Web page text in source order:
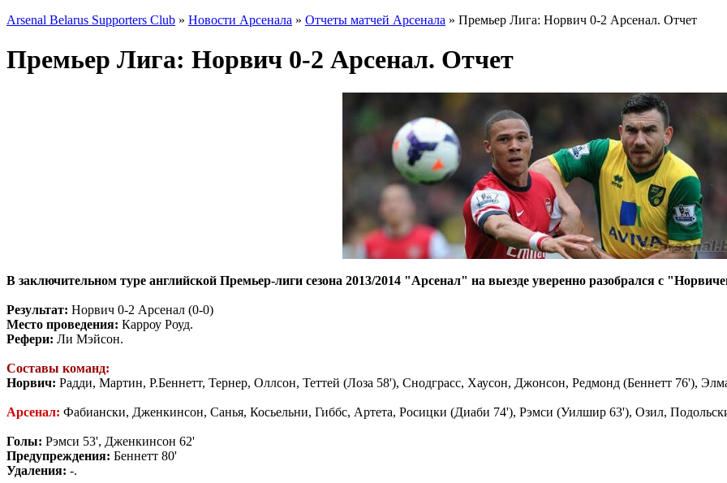
Arsenal Belarus Supporters Club » Новости Арсенала » Отчеты матчей Арсенала » Премьер Лига: Норвич 0-2 Арсенал. Отчет
Премьер Лига: Норвич 0-2 Арсенал. Отчет
В заключительном туре английской Премьер-лиги сезона 2013/2014 "Арсенал" на выезде уверенно разобрался с
Результат: Норвич 0-2 Арсенал (0-0)
Место проведения: Карроу Роуд.
Рефери: Ли Мэйсон.
Составы команд:
Норвич: Радди, Мартин, Р.Беннетт, Тернер, Оллсон, Теттей (Лоза 58'), Снодграсс, Хаусон, Джонсон, Редмонд (Беннетт 76'),
Арсенал: Фабиански, Дженкинсон, Санья, Косьельни, Гиббс, Артета, Росицки (Диаби 74'), Рэмси (Уилшир 63'), Озил,
Голы: Рэмси 53', Дженкинсон 62'
Предупреждения: Беннетт 80'
Удаления: -.